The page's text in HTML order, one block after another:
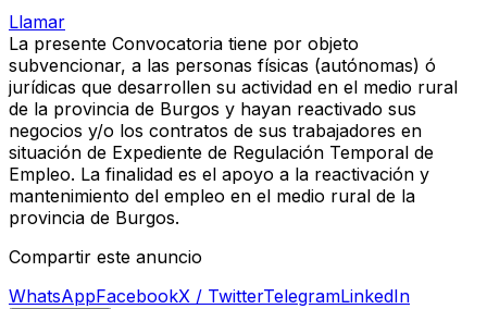
Llamar
La presente Convocatoria tiene por objeto
subvencionar, a las personas físicas (autónomas) ó
jurídicas que desarrollen su actividad en el medio rural
de la provincia de Burgos y hayan reactivado sus
negocios y/o los contratos de sus trabajadores en
situación de Expediente de Regulación Temporal de
Empleo. La finalidad es el apoyo a la reactivación y
mantenimiento del empleo en el medio rural de la
provincia de Burgos.
Compartir este anuncio
WhatsAppFacebookX / TwitterTelegramLinkedIn